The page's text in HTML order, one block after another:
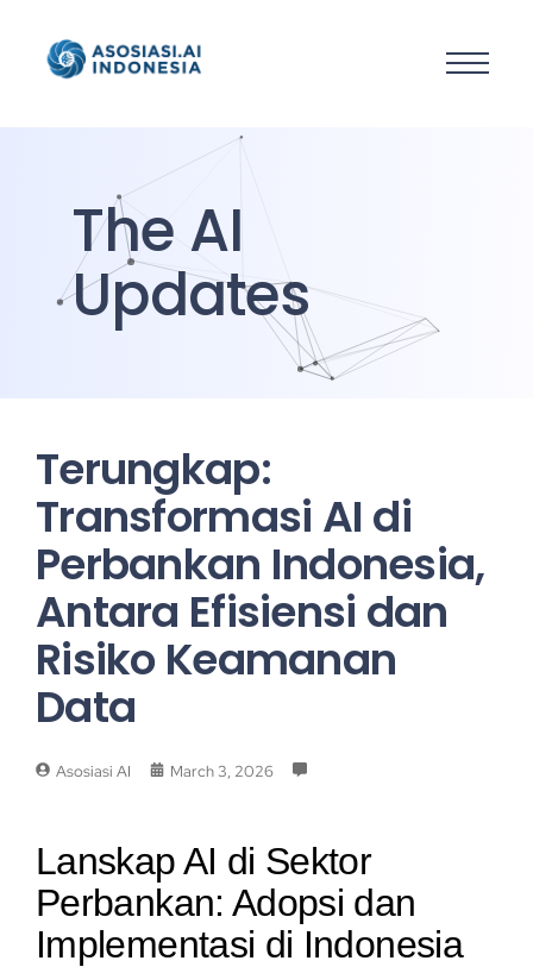
The AI
Updates
Terungkap:
Transformasi AI di
Perbankan Indonesia,
Antara Efisiensi dan
Risiko Keamanan
Data
Asosiasi AI March 3, 2026
Lanskap AI di Sektor
Perbankan: Adopsi dan
Implementasi di Indonesia